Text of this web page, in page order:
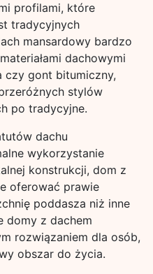
profilami, które
tradycyjnych
mansardowy bardzo
dachowymi
czy gont bitumiczny,
stylów
po tradycyjne.
dachu
wykorzystanie
konstrukcji, dom z
oferować prawie
poddasza niż inne
domy z dachem
rozwiązaniem dla osób,
obszar do życia.